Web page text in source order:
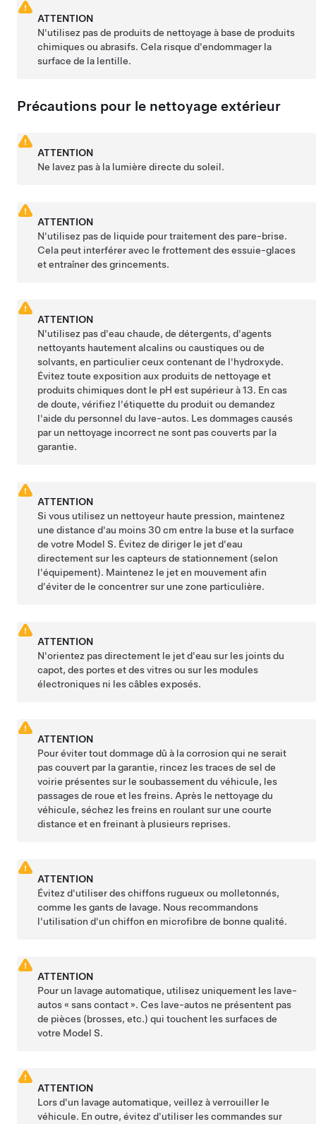
ATTENTION
N'utilisez pas de produits de nettoyage à base de produits
chimiques ou abrasifs. Cela risque d'endommager la
surface de la lentille.
Précautions pour le nettoyage extérieur
ATTENTION
Ne lavez pas à la lumière directe du soleil.
ATTENTION
N'utilisez pas de liquide pour traitement des pare-brise.
Cela peut interférer avec le frottement des essuie-glaces
et entraîner des grincements.
ATTENTION
N'utilisez pas d'eau chaude, de détergents, d'agents
nettoyants hautement alcalins ou caustiques ou de
solvants, en particulier ceux contenant de l'hydroxyde.
Évitez toute exposition aux produits de nettoyage et
produits chimiques dont le pH est supérieur à 13. En cas
de doute, vérifiez l'étiquette du produit ou demandez
l'aide du personnel du lave-autos. Les dommages causés
par un nettoyage incorrect ne sont pas couverts par la
garantie.
ATTENTION
Si vous utilisez un nettoyeur haute pression, maintenez
une distance d'au moins30 cm entre la buse et la surface
de votre Model S. Évitez de diriger le jet d'eau
directement sur les capteurs de stationnement (selon
l'équipement). Maintenez le jet en mouvement afin
d'éviter de le concentrer sur une zone particulière.
ATTENTION
N'orientez pas directement le jet d'eau sur les joints du
capot, des portes et des vitres ou sur les modules
électroniques ni les câbles exposés.
ATTENTION
Pour éviter tout dommage dû à la corrosion qui ne serait
pas couvert par la garantie, rincez les traces de sel de
voirie présentes sur le soubassement du véhicule, les
passages de roue et les freins. Après le nettoyage du
véhicule, séchez les freins en roulant sur une courte
distance et en freinant à plusieurs reprises.
ATTENTION
Évitez d'utiliser des chiffons rugueux ou molletonnés,
comme les gants de lavage. Nous recommandons
l'utilisation d'un chiffon en microfibre de bonne qualité.
ATTENTION
Pour un lavage automatique, utilisez uniquement les lave-
autos « sans contact ». Ces lave-autos ne présentent pas
de pièces (brosses, etc.) qui touchent les surfaces de
votre Model S.
ATTENTION
Lors d'un lavage automatique, veillez à verrouiller le
véhicule. En outre, évitez d'utiliser les commandes sur